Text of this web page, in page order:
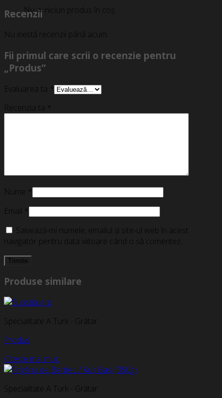
Nu ai niciun produs în coș.
Recenzii
Nu există recenzii până acum.
Fii primul care scrii o recenzie pentru
„Produs”
Evaluarea ta *
Recenzia ta *
Nume *
Email *
Salvează-mi numele, emailul și site-ul web în acest
navigator pentru data viitoare când o să comentez.
Produse similare
Specialitate A Turk - Grătar
Produs
Citește mai mult
Specialitate A Turk - Grătar